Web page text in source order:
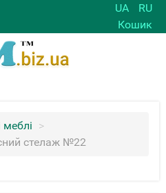
UA
RU
Кошик
меблі >
стелаж №22